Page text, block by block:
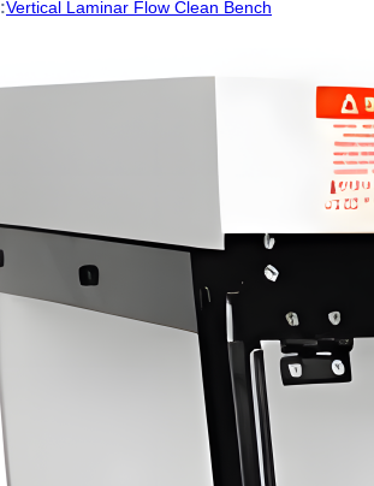
الفئة:Vertical Laminar Flow Clean Bench